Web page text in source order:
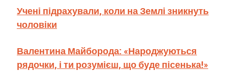
Учені підрахували, коли на Землі зникнуть
чоловіки
Валентина Майборода: «Народжуються
рядочки, і ти розумієш, що буде пісенька!»